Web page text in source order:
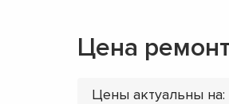
Цена
Цены актуальны на: